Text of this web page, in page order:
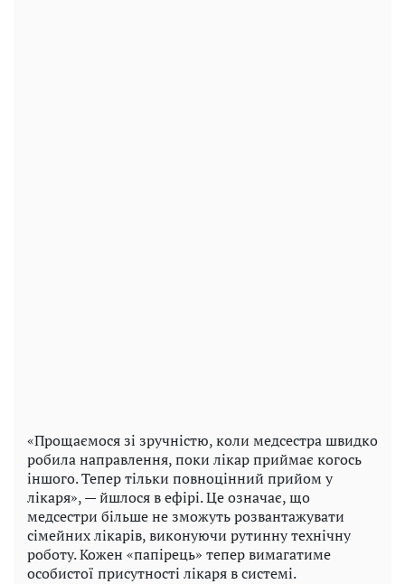
«Прощаємося зі зручністю, коли медсестра швидко
робила направлення, поки лікар приймає когось
іншого. Тепер тільки повноцінний прийом у
лікаря», — йшлося в ефірі. Це означає, що
медсестри більше не зможуть розвантажувати
сімейних лікарів, виконуючи рутинну технічну
роботу. Кожен «папірець» тепер вимагатиме
особистої присутності лікаря в системі.